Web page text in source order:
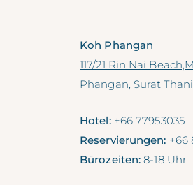
Koh Phangan
117/21 Rin Nai
Phangan, Surat
Hotel: +66 77953035
Reservierungen: +66
Bürozeiten: 8-18 Uhr